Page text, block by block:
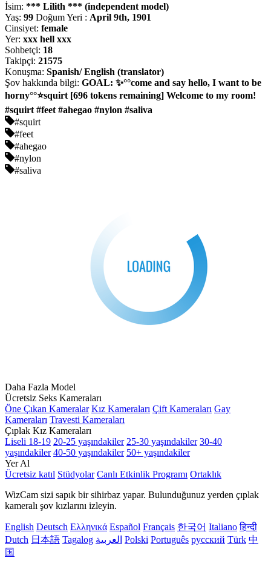
İsim: *** Lilith *** (independent model)
Yaş: 99 Doğum Yeri : April 9th, 1901
Cinsiyet: female
Yer: xxx hell xxx
Sohbetçi: 18
Takipçi: 21575
Konuşma: Spanish/ English (translator)
Şov hakkında bilgi: GOAL: ✨°°come and say hello, I want to be
horny°°⭐squirt [696 tokens remaining] Welcome to my room!
#squirt #feet #ahegao #nylon #saliva
#squirt
#feet
#ahegao
#nylon
#saliva
Daha Fazla Model
Ücretsiz Seks Kameraları
Öne Çıkan Kameralar Kız Kameraları Çift Kameraları Gay
Kameraları Travesti Kameraları
Çıplak Kız Kameraları
Liseli 18-19 20-25 yaşındakiler 25-30 yaşındakiler 30-40
yaşındakiler 40-50 yaşındakiler 50+ yaşındakiler
Yer Al
Ücretsiz katıl Stüdyolar Canlı Etkinlik Programı Ortaklık
WizCam sizi sapık bir sihirbaz yapar. Bulunduğunuz yerden çıplak
kameralı şov kızlarını izleyin.
English Deutsch Ελληνικά Español Français 한국어 Italiano हिन्दी
Dutch 日本語 Tagalog العربية Polski Português русский Türk 中
国